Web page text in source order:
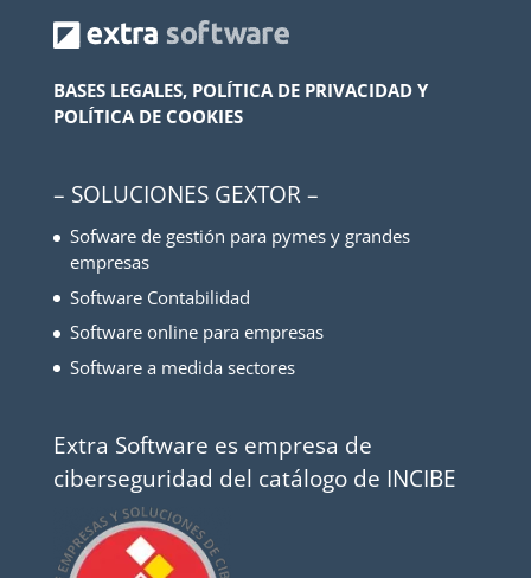
BASES LEGALES, POLÍTICA DE PRIVACIDAD Y
POLÍTICA DE COOKIES
– SOLUCIONES GEXTOR –
Sofware de gestión para pymes y grandes
empresas
Software Contabilidad
Software online para empresas
Software a medida sectores
Extra Software es empresa de
ciberseguridad del catálogo de INCIBE